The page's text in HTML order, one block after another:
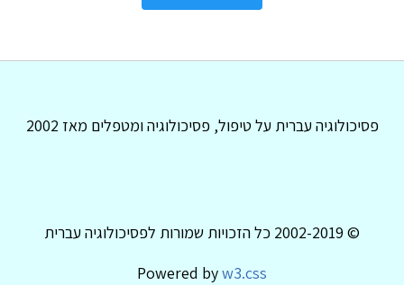
פסיכולוגיה עברית על טיפול, פסיכולוגיה ומטפלים מאז 2002
© 2002-2019 כל הזכויות שמורות לפסיכולוגיה עברית
Powered byw3.css